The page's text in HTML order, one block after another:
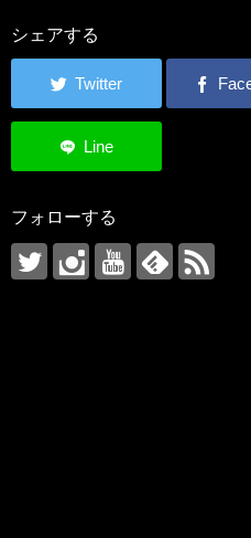
シェアする
フォローする